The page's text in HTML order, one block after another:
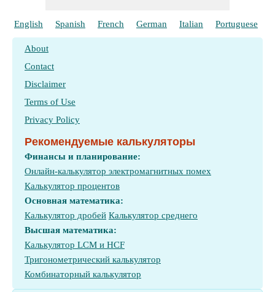
English Spanish French German Italian Portuguese
About
Contact
Disclaimer
Terms of Use
Privacy Policy
Рекомендуемые калькуляторы
Финансы и планирование:
Онлайн-калькулятор электромагнитных помех
Калькулятор процентов
Основная математика:
Калькулятор дробей Калькулятор среднего
Высшая математика:
Калькулятор LCM и HCF
Тригонометрический калькулятор
Комбинаторный калькулятор